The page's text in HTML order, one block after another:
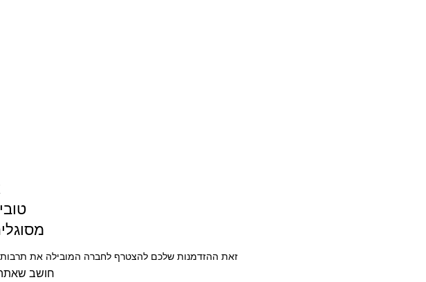
זאת ההזדמנות שלכם להצטרף לחברה המובילה את תרבות
חושב